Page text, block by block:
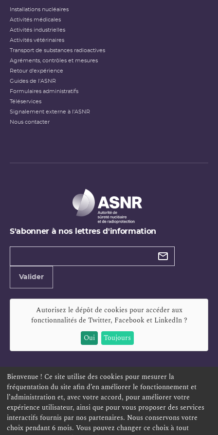
Installations nucléaires
Activités médicales
Activités industrielles
Activités vétérinaires
Transport de substances radioactives
Agréments, contrôles et mesures
Retour d'expérience
Guides de l'ASNR
Formulaires administratifs
Téléservices
Signalement externe à l'ASNR
Nous contacter
S'abonner à nos lettres d'information
Types de
Valider
Autorisez le dépôt de cookies pour accéder aux
fonctionnalités de Twitter, Facebook et LinkedIn?
Oui
Toujours
ESPACE PERSONNEL OFFRES D'EMPLOI SIGNALEMENT
TÉLÉSERVICES PLAN DU SITE
ACCESSIBILITÉ POLITIQUE DE CONFIDENTIALITÉ
MENTIONS LÉGALES CONTACT
Bienvenue ! Ce site utilise des cookies pour mesurer la
fréquentation du site afin d’en améliorer le fonctionnement et
l’administration et, avec votre accord, pour améliorer votre
expérience utilisateur, ainsi que pour vous proposer des services
interactifs fournis par nos partenaires. Nous conservons votre
choix pendant 6 mois. Vous pouvez changer ce choix à tout